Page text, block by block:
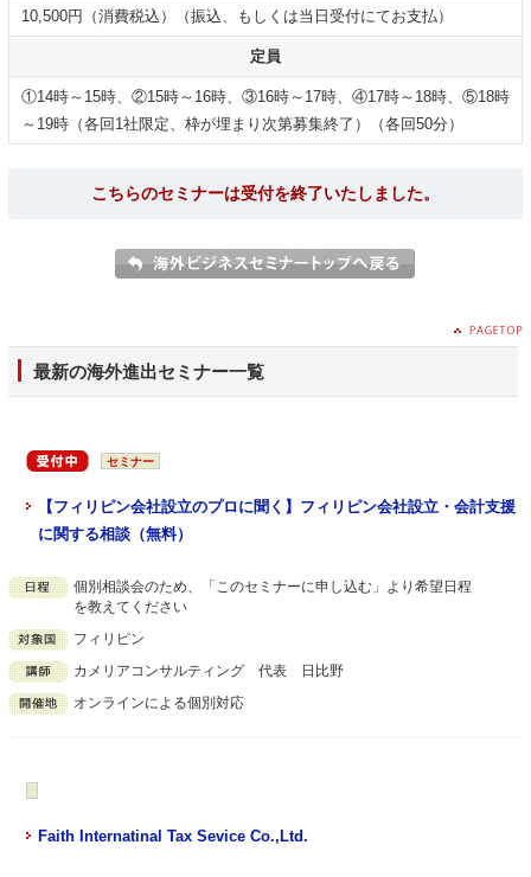
10,500円（消費税込）（振込、もしくは当日受付にてお支払）
定員
①14時～15時、②15時～16時、③16時～17時、④17時～18時、⑤18時
～19時（各回1社限定、枠が埋まり次第募集終了）（各回50分）
こちらのセミナーは受付を終了いたしました。
最新の海外進出セミナー一覧
セミナー
【フィリピン会社設立のプロに聞く】フィリピン会社設立・会計支援
に関する相談（無料）
個別相談会のため、「このセミナーに申し込む」より希望日程
を教えてください
フィリピン
カメリアコンサルティング 代表 日比野
オンラインによる個別対応
Faith Internatinal Tax Sevice Co.,Ltd.